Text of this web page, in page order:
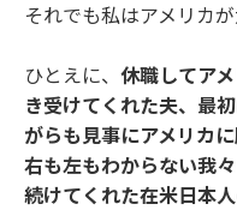
それでも私はアメリカ
ひとえに、 休職してア
き受けてくれた夫、最
がらも見事にアメリカ
右も左もわからない我
続けてくれた在米日本人